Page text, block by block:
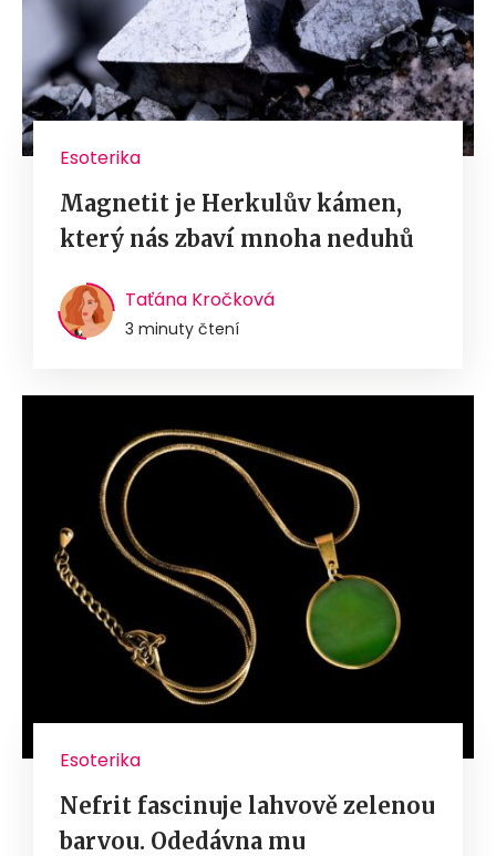
Esoterika
Magnetit je Herkulův kámen,
který nás zbaví mnoha neduhů
Taťána Kročková
3 minuty čtení
Esoterika
Nefrit fascinuje lahvově zelenou
barvou. Odedávna mu